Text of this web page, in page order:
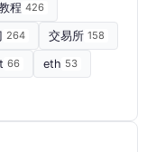
程 426
264 交易所 158
66 eth 53